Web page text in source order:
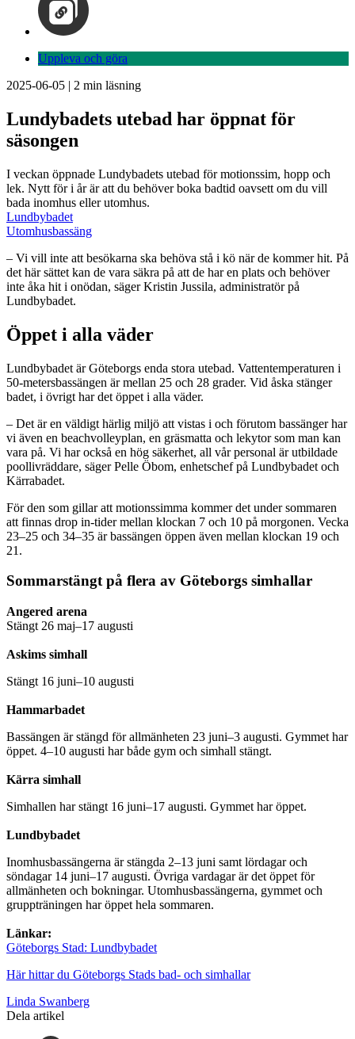
Uppleva och göra
2025-06-05 | 2 min läsning
Lundybadets utebad har öppnat för
säsongen
I veckan öppnade Lundybadets utebad för motionssim, hopp och
lek. Nytt för i år är att du behöver boka badtid oavsett om du vill
bada inomhus eller utomhus.
Lundbybadet
Utomhusbassäng
– Vi vill inte att besökarna ska behöva stå i kö när de kommer hit. På
det här sättet kan de vara säkra på att de har en plats och behöver
inte åka hit i onödan, säger Kristin Jussila, administratör på
Lundbybadet.
Öppet i alla väder
Lundbybadet är Göteborgs enda stora utebad. Vattentemperaturen i
50-metersbassängen är mellan 25 och 28 grader. Vid åska stänger
badet, i övrigt har det öppet i alla väder.
– Det är en väldigt härlig miljö att vistas i och förutom bassänger har
vi även en beachvolleyplan, en gräsmatta och lekytor som man kan
vara på. Vi har också en hög säkerhet, all vår personal är utbildade
poollivräddare, säger Pelle Öbom, enhetschef på Lundbybadet och
Kärrabadet.
För den som gillar att motionssimma kommer det under sommaren
att finnas drop in-tider mellan klockan 7 och 10 på morgonen. Vecka
23–25 och 34–35 är bassängen öppen även mellan klockan 19 och
21.
Sommarstängt på flera av Göteborgs simhallar
Angered arena
Stängt 26 maj–17 augusti
Askims simhall
Stängt 16 juni–10 augusti
Hammarbadet
Bassängen är stängd för allmänheten 23 juni–3 augusti. Gymmet har
öppet. 4–10 augusti har både gym och simhall stängt.
Kärra simhall
Simhallen har stängt 16 juni–17 augusti. Gymmet har öppet.
Lundbybadet
Inomhusbassängerna är stängda 2–13 juni samt lördagar och
söndagar 14 juni–17 augusti. Övriga vardagar är det öppet för
allmänheten och bokningar. Utomhusbassängerna, gymmet och
gruppträningen har öppet hela sommaren.
Länkar:
Göteborgs Stad: Lundbybadet
Här hittar du Göteborgs Stads bad- och simhallar
Linda Swanberg
Dela artikel